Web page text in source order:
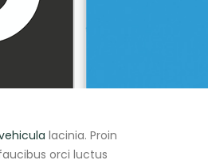
lacinia. Proin
orci luctus